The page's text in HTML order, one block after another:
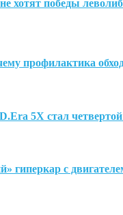
победы
профилактика
5X стал
гиперкар с